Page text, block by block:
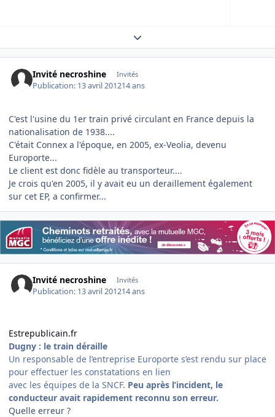
Expand topic overview
Invité necroshine Invités
Publication: 13 avril 201214 ans
C'est l'usine du 1er train privé circulant en France depuis la
nationalisation de 1938....
C'était Connex a l'époque, en 2005, ex-Veolia, devenu
Europorte...
Le client est donc fidèle au transporteur....
Je crois qu'en 2005, il y avait eu un deraillement également
sur cet EP, a confirmer...
Invité necroshine Invités
Publication: 13 avril 201214 ans
Estrepublicain.fr
Dugny : le train déraille
Un responsable de l’entreprise Europorte s’est rendu sur place
pour effectuer les constatations en lien
avec les équipes de la SNCF. Peu après l’incident, le
conducteur avait rapidement reconnu son erreur.
Quelle erreur ?